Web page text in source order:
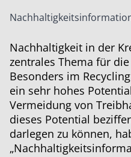
Nachhaltigkeit in der
zentrales Thema für
Besonders im
ein sehr hohes
Vermeidung von
dieses Potential
darlegen zu können,